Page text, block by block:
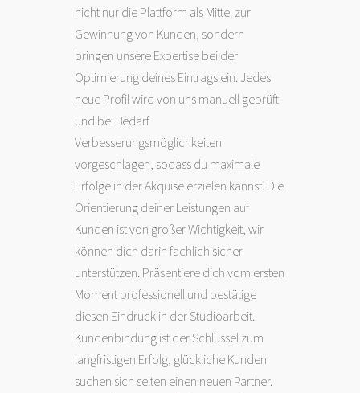
nicht nur die Plattform als Mittel zur
Gewinnung von Kunden, sondern
bringen unsere Expertise bei der
Optimierung deines Eintrags ein. Jedes
neue Profil wird von uns manuell geprüft
und bei Bedarf
Verbesserungsmöglichkeiten
vorgeschlagen, sodass du maximale
Erfolge in der Akquise erzielen kannst. Die
Orientierung deiner Leistungen auf
Kunden ist von großer Wichtigkeit, wir
können dich darin fachlich sicher
unterstützen. Präsentiere dich vom ersten
Moment professionell und bestätige
diesen Eindruck in der Studioarbeit.
Kundenbindung ist der Schlüssel zum
langfristigen Erfolg, glückliche Kunden
suchen sich selten einen neuen Partner.